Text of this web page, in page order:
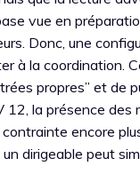
vue en
Donc, une
à la coordination.
propres” et de
12, la présence des
encore
dirigeable peut